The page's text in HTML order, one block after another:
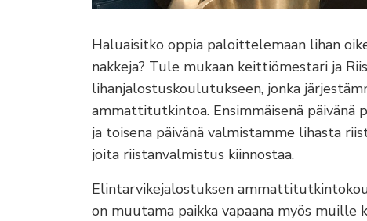
Haluaisitko oppia paloittelemaan lihan
nakkeja? Tule mukaan keittiömestari ja
lihanjalostuskoulutukseen, jonka
ammattitutkintoa. Ensimmäisenä
ja toisena päivänä valmistamme lihasta
joita riistanvalmistus kiinnostaa.
Elintarvikejalostuksen
on muutama paikka vapaana myös